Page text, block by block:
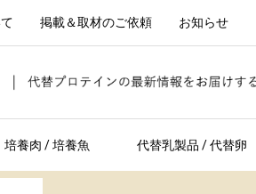
掲載＆取材のご依頼 お知らせ
培養肉 / 培養魚 代替乳製品 / 代替卵